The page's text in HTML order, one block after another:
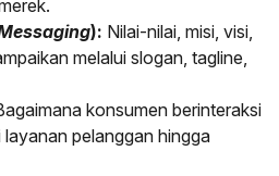
): Nilai-nilai, misi, visi,
melalui slogan, tagline,
konsumen berinteraksi
pelanggan hingga